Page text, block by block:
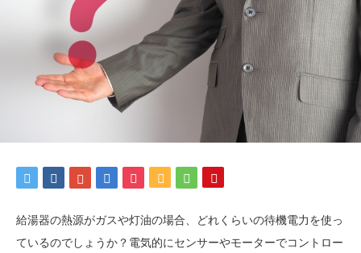
給湯器の熱源がガスや灯油の場合、どれくらいの待機電力を使っ
ているのでしょうか？電気的にセンサーやモーターでコントロー